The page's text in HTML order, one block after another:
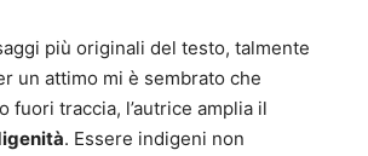
più originali del testo, talmente
un attimo mi è sembrato che
fuori traccia, l’autrice amplia il
. Essere indigeni non